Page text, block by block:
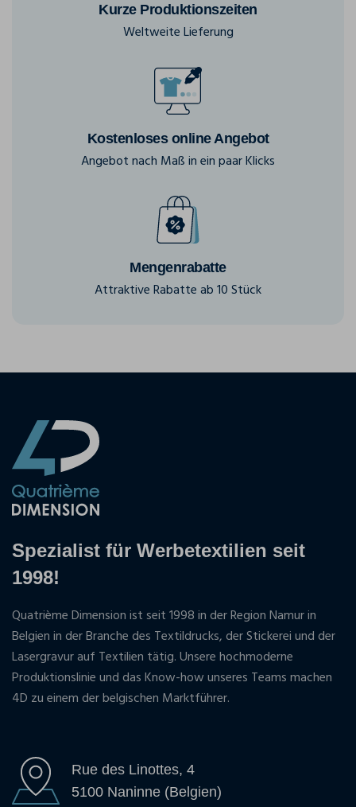
Kurze Produktionszeiten
Weltweite Lieferung
Kostenloses online Angebot
Angebot nach Maß in ein paar Klicks
Mengenrabatte
Attraktive Rabatte ab 10 Stück
Spezialist für Werbetextilien seit
1998!
Quatrième Dimension ist seit 1998 in der Region Namur in
Belgien in der Branche des Textildrucks, der Stickerei und der
Lasergravur auf Textilien tätig. Unsere hochmoderne
Produktionslinie und das Know-how unseres Teams machen
4D zu einem der belgischen Marktführer.
Rue des Linottes, 4
5100 Naninne (Belgien)